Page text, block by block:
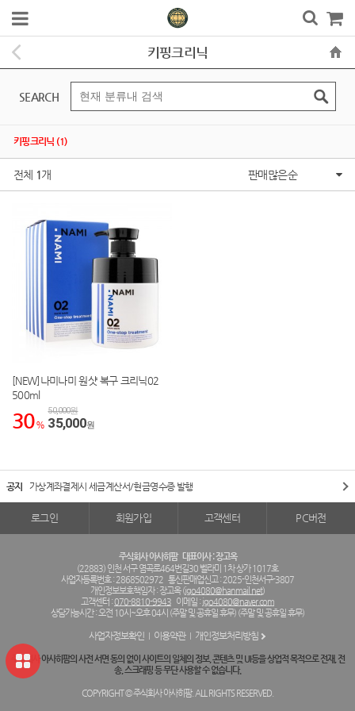
키핑크리닉
SEARCH
키핑크리닉 (1)
전체 1개 판매많은순
[NEW]나미나미 원샷 복구 크리닉02
500ml
30 %
50,000원
35,000원
공지 가상계좌결제시 세금계산서/현금영수증 발행
로그인 회원가입 고객센터 PC버전
주식회사 아사히팜 대표이사 : 장고옥
(22883) 인천 서구 염곡로464번길30 벨라미 1차 상가 1017호
사업자등록번호 : 2868502972 통신판매업신고 : 2025-인천서구-3807
개인정보보호책임자 : 장고옥 (jgo4080@hanmail.net)
고객센터 :070-8810-9943 이메일 : jgo4080@naver.com
상담가능시간 : 오전 10시~오후 04시 (주말 및 공휴일 휴무) (주말 및 공휴일 휴무)
사업자정보확인 이용약관 개인정보처리방침
주식회사 아사히팜의 사전 서면 동의 없이 사이트의 일체의 정보, 콘텐츠 및 UI등을 상업적 목적으로 전재, 전
송, 스크래핑 등 무단 사용할 수 없습니다.
COPYRIGHT © 주식회사 아사히팜. ALL RIGHTS RESERVED.